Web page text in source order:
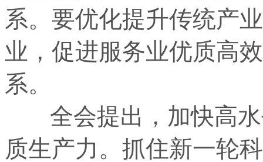
系。要优化提升传统产
业，促进服务业优质高
系。
全会提出，加快高水
质生产力。抓住新一轮